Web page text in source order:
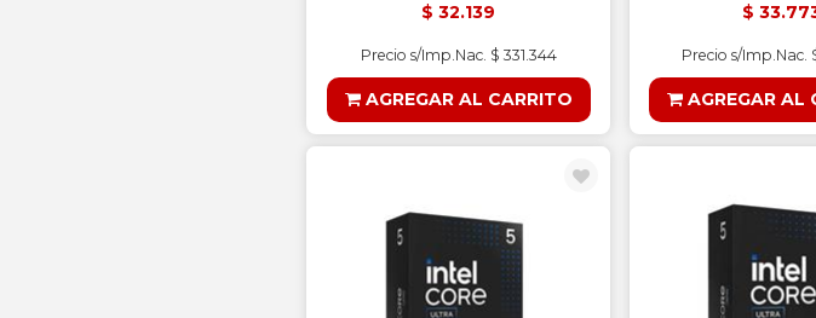
$ 32.139
Precio s/Imp.Nac. $ 331.344
AGREGAR AL CARRITO
$
Precio s/Imp.Nac.
AGREGAR AL